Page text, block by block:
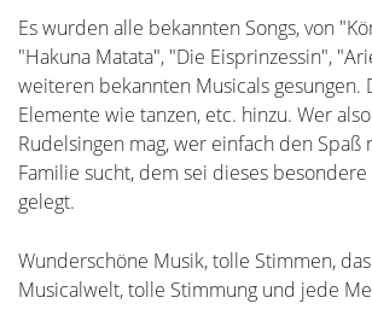
Es wurden alle bekannten Songs, von
"Hakuna Matata", "Die Eisprinzessin",
weiteren bekannten Musicals gesungen.
Elemente wie tanzen, etc. hinzu. Wer
Rudelsingen mag, wer einfach den Spaß
Familie sucht, dem sei dieses
gelegt.
Wunderschöne Musik, tolle Stimmen,
Musicalwelt, tolle Stimmung und jede